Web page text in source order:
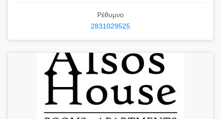
Ρέθυμνο
2831029525